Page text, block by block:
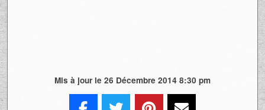
Mis à jour le 26 Décembre 2014 8:30 pm